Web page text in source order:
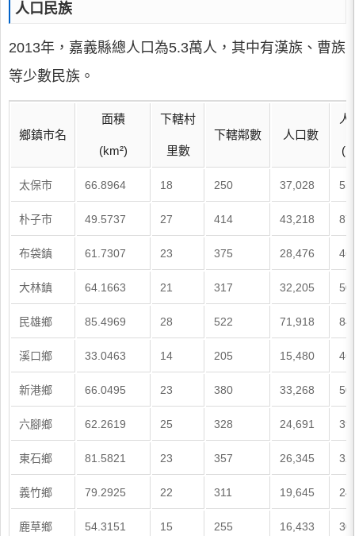
人口民族
2013年，嘉義縣總人口為5.3萬人，其中有漢族、曹族
等少數民族。
鄉鎮市名
面積
(km²)
下轄村
里數
下轄鄰數 人口數
人
(
太保市 66.8964 18 250 37,028
朴子市 49.5737 27 414 43,218
布袋鎮 61.7307 23 375 28,476
大林鎮 64.1663 21 317 32,205
民雄鄉 85.4969 28 522 71,918
溪口鄉 33.0463 14 205 15,480
新港鄉 66.0495 23 380 33,268
六腳鄉 62.2619 25 328 24,691
東石鄉 81.5821 23 357 26,345
義竹鄉 79.2925 22 311 19,645
鹿草鄉 54.3151 15 255 16,433